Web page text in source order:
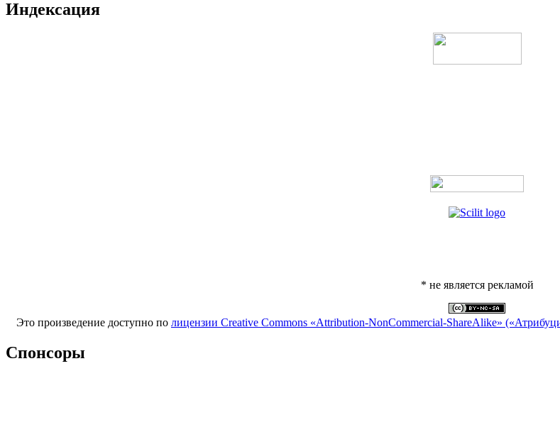
Индексация
* не является рекламой
Это произведение доступно по лицензии Creative Commons «Attribution-NonCommercial-ShareAlike»
Спонсоры